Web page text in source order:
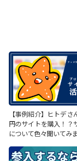
【事例紹介】ヒトデさ
円のサイトを購入！？
について色々聞いてみ